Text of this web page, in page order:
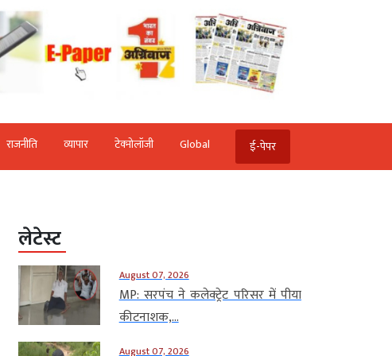
राजनीति व्‍यापार टेक्‍नोलॉजी Global ई-पेपर
लेटेस्ट
August 07, 2026
MP: सरपंच ने कलेक्ट्रेट परिसर में पीया
कीटनाशक,...
August 07, 2026